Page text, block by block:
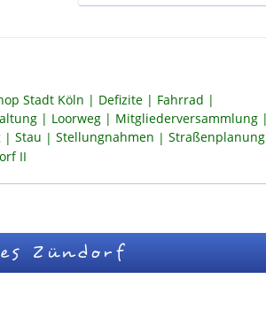
Stadt Köln Defizite
Fahrrad
Loorweg
Mitgliederversammlung
Stau Stellungnahmen
Straßenplanung
II
Zündorf